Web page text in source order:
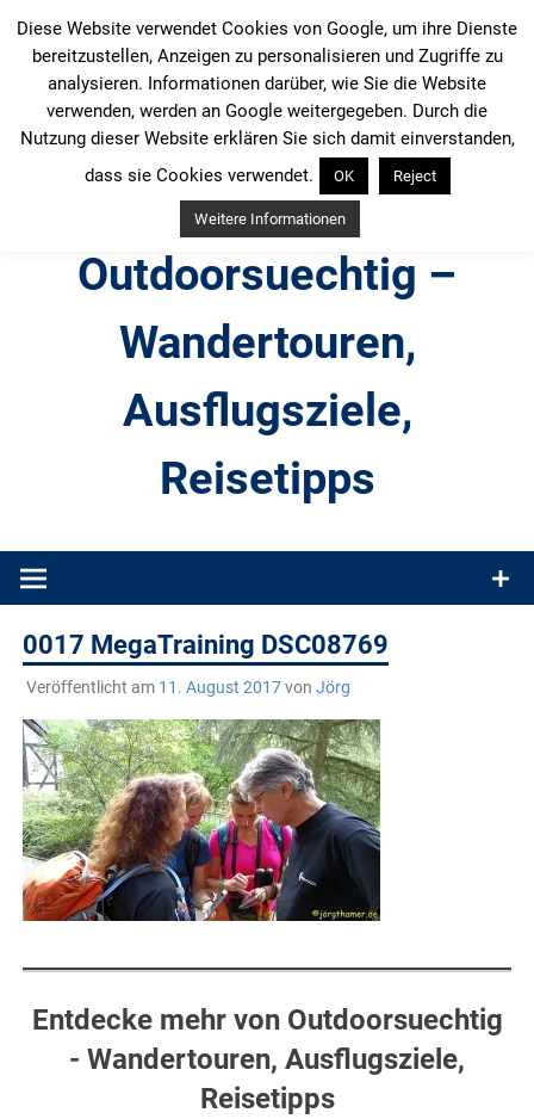
Inhalt
springen
Outdoorsuechtig –
Wandertouren,
Ausflugsziele,
Reisetipps
Produkttests und Buchrezensionen. Ein Blog für alle, die gern
0017 MegaTraining DSC08769
Veröffentlicht am 11. August 2017von Jörg
Entdecke mehr von Outdoorsuechtig
- Wandertouren, Ausflugsziele,
Reisetipps
Diese Website verwendet Cookies von Google, um ihre Dienste
bereitzustellen, Anzeigen zu personalisieren und Zugriffe zu
analysieren. Informationen darüber, wie Sie die Website
verwenden, werden an Google weitergegeben. Durch die
Nutzung dieser Website erklären Sie sich damit einverstanden,
dass sie Cookies verwendet.
OK Reject
Weitere Informationen